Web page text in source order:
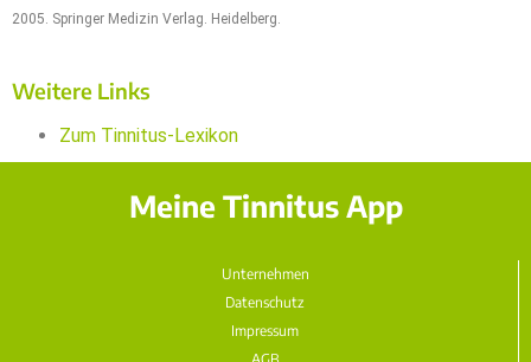
2005. Springer Medizin Verlag. Heidelberg.
Weitere Links
Zum Tinnitus-Lexikon
Meine Tinnitus App
Unternehmen
Datenschutz
Impressum